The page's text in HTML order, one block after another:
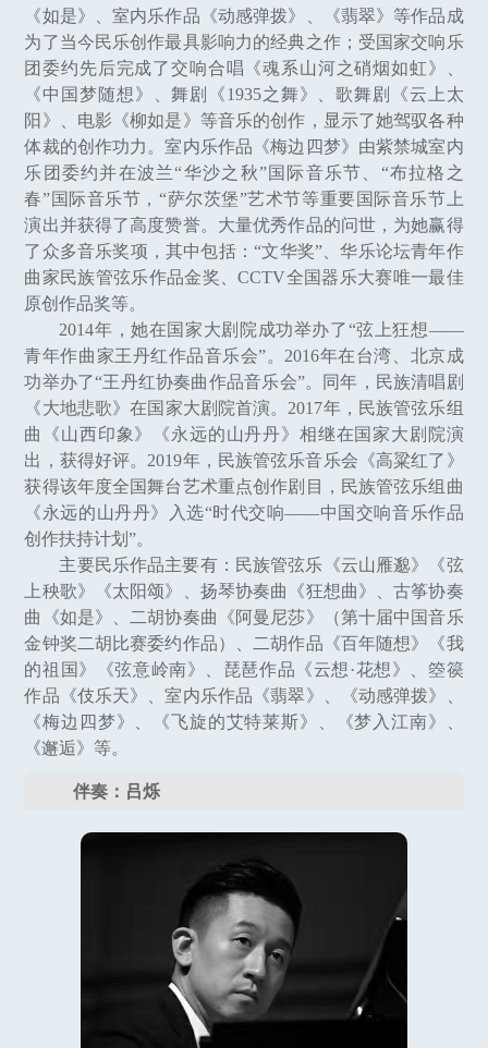
《如是》、室内乐作品《动感弹拨》、《翡翠》等作品成
为了当今民乐创作最具影响力的经典之作；受国家交响乐
团委约先后完成了交响合唱《魂系山河之硝烟如虹》、
《中国梦随想》、舞剧《1935之舞》、歌舞剧《云上太
阳》、电影《柳如是》等音乐的创作，显示了她驾驭各种
体裁的创作功力。室内乐作品《梅边四梦》由紫禁城室内
乐团委约并在波兰“华沙之秋”国际音乐节、“布拉格之
春”国际音乐节，“萨尔茨堡”艺术节等重要国际音乐节上
演出并获得了高度赞誉。大量优秀作品的问世，为她赢得
了众多音乐奖项，其中包括：“文华奖”、华乐论坛青年作
曲家民族管弦乐作品金奖、CCTV全国器乐大赛唯一最佳
原创作品奖等。
2014年，她在国家大剧院成功举办了“弦上狂想——
青年作曲家王丹红作品音乐会”。2016年在台湾、北京成
功举办了“王丹红协奏曲作品音乐会”。同年，民族清唱剧
《大地悲歌》在国家大剧院首演。2017年，民族管弦乐组
曲《山西印象》《永远的山丹丹》相继在国家大剧院演
出，获得好评。2019年，民族管弦乐音乐会《高粱红了》
获得该年度全国舞台艺术重点创作剧目，民族管弦乐组曲
《永远的山丹丹》入选“时代交响——中国交响音乐作品
创作扶持计划”。
主要民乐作品主要有：民族管弦乐《云山雁邈》《弦
上秧歌》《太阳颂》、扬琴协奏曲《狂想曲》、古筝协奏
曲《如是》、二胡协奏曲《阿曼尼莎》（第十届中国音乐
金钟奖二胡比赛委约作品）、二胡作品《百年随想》《我
的祖国》《弦意岭南》、琵琶作品《云想·花想》、箜篌
作品《伎乐天》、室内乐作品《翡翠》、《动感弹拨》、
《梅边四梦》、《飞旋的艾特莱斯》、《梦入江南》、
《邂逅》等。
伴奏：吕烁